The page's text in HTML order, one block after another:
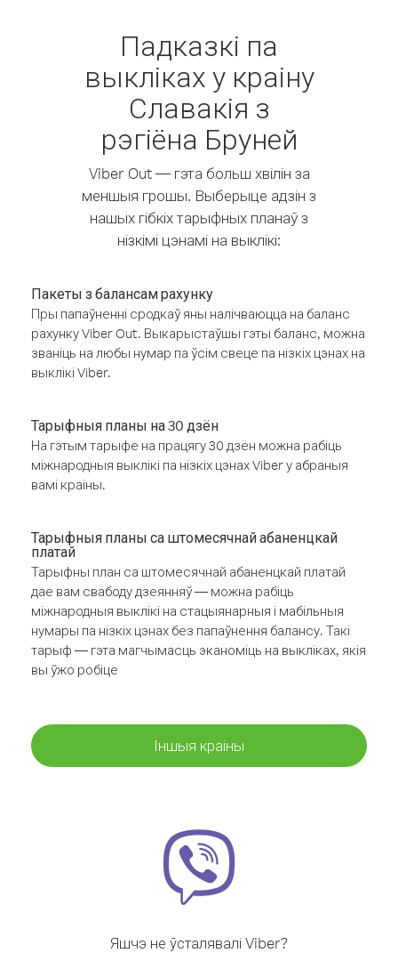
Падказкі па
выкліках у краіну
Славакія з
рэгіёна Бруней
Viber Out — гэта больш хвілін за
меншыя грошы. Выберыце адзін з
нашых гібкіх тарыфных планаў з
нізкімі цэнамі на выклікі:
Пакеты з балансам рахунку
Пры папаўненні сродкаў яны налічваюцца на баланс
рахунку Viber Out. Выкарыстаўшы гэты баланс, можна
званіць на любы нумар па ўсім свеце па нізкіх цэнах на
выклікі Viber.
Тарыфныя планы на 30 дзён
На гэтым тарыфе на працягу 30 дзён можна рабіць
міжнародныя выклікі па нізкіх цэнах Viber у абраныя
вамі краіны.
Тарыфныя планы са штомесячнай абаненцкай
платай
Тарыфны план са штомесячнай абаненцкай платай
дае вам свабоду дзеянняў — можна рабіць
міжнародныя выклікі на стацыянарныя і мабільныя
нумары па нізкіх цэнах без папаўнення балансу. Такі
тарыф — гэта магчымасць эканоміць на выкліках, якія
вы ўжо робіце
Іншыя краіны
Яшчэ не ўсталявалі Viber?